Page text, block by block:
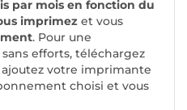
par mois en fonction du
imprimez et vous
. Pour une
efforts, téléchargez
ajoutez votre imprimante
choisi et vous